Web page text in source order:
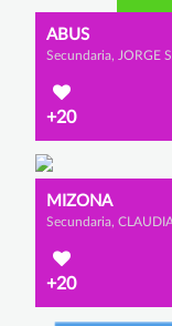
ABUS
+20
MIZONA
+20